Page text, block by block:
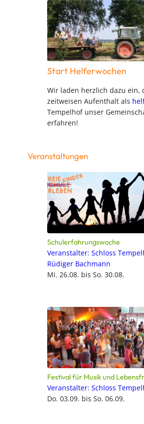
Start Helferwochen
Wir laden herzlich dazu ein,
zeitweisen Aufenthalt als
Tempelhof unser
erfahren!
Veranstaltungen
Schulerfahrungswoche
Veranstalter: Schloss
Rüdiger Bachmann
Mi. 26.08. bis So. 30.08.
Festival für Musik und
Veranstalter: Schloss
Do. 03.09. bis So. 06.09.